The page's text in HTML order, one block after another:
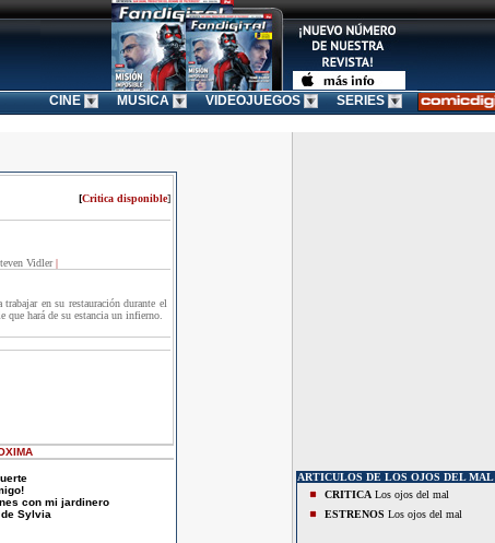
CINE MUSICA VIDEOJUEGOS SERIES
[Critica disponible]
Vidler|
en su restauración durante el
que hará de su estancia un infierno.
con mi jardinero
Sylvia
ARTICULOS DE LOS OJOS DEL MAL
CRITICALos ojos del mal
ESTRENOS Los ojos del mal